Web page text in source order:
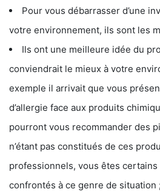
Pour vous débarrasser d’une
votre environnement, ils sont les
Ils ont une meilleure idée du
conviendrait le mieux à votre
exemple il arrivait que vous
d’allergie face aux produits
pourront vous recommander des
n’étant pas constitués de ces
professionnels, vous êtes
confrontés à ce genre de situation ;